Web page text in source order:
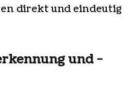
direkt und eindeutig
und -